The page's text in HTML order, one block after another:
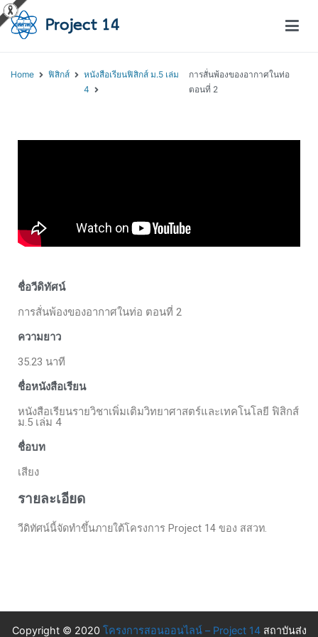
Home ฟิสิกส์
หนังสือเรียนฟิสิกส์ ม.5 เล่ม
4
การสั่นพ้องของอากาศในท่อ
ตอนที่ 2
ชื่อวีดิทัศน์
การสั่นพ้องของอากาศในท่อ ตอนที่ 2
ความยาว
35.23 นาที
ชื่อหนังสือเรียน
หนังสือเรียนรายวิชาเพิ่มเติมวิทยาศาสตร์และเทคโนโลยี ฟิสิกส์
ม.5 เล่ม 4
ชื่อบท
เสียง
รายละเอียด
วีดิทัศน์นี้จัดทำขึ้นภายใต้โครงการ Project 14 ของ สสวท.
Copyright © 2020 โครงการสอนออนไลน์ – Project 14สถาบันส่ง